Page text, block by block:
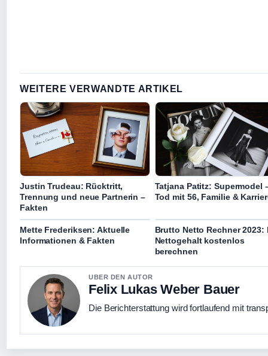
WEITERE VERWANDTE ARTIKEL
Justin Trudeau: Rücktritt,
Trennung und neue Partnerin –
Fakten
Tatjana Patitz: Supermodel
Tod mit 56, Familie &
Mette Frederiksen: Aktuelle
Informationen & Fakten
Brutto Netto Rechner 2023:
Nettogehalt kostenlos
berechnen
UBER DEN AUTOR
Felix Lukas Weber Bauer
Die Berichterstattung wird fortlaufend mit